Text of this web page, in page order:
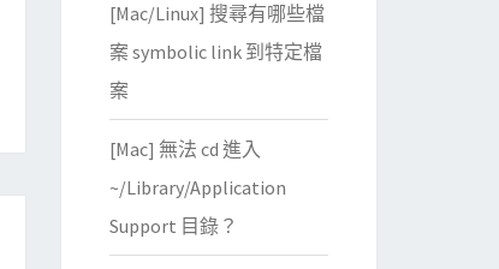
[Mac/Linux] 搜尋有哪些檔
案 symbolic link 到特定檔
案
[Mac] 無法 cd 進入
~/Library/Application
Support 目錄？